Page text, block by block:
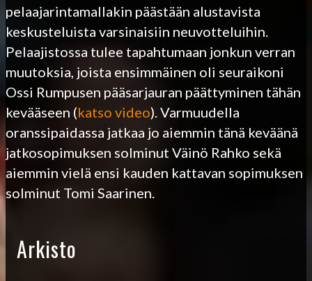
pelaajarintamallakin päästään alustavista
keskusteluista varsinaisiin neuvotteluihin.
Pelaajistossa tulee tapahtumaan jonkun verran
muutoksia, joista ensimmäinen oli seuraikoni
Ossi Rumpusen pääsarjauran päättyminen tähän
kevääseen (katso video). Varmuudella
oranssipaidassa jatkaa jo aiemmin tänä keväänä
jatkosopimuksen solminut Väinö Rahko sekä
aiemmin vielä ensi kauden kattavan sopimuksen
solminut Tomi Saarinen.
Arkisto